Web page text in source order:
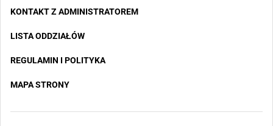
KONTAKT Z ADMINISTRATOREM
LISTA ODDZIAŁÓW
REGULAMIN I POLITYKA
MAPA STRONY